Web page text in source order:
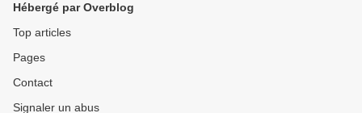
Hébergé par Overblog
Top articles
Pages
Contact
Signaler un abus